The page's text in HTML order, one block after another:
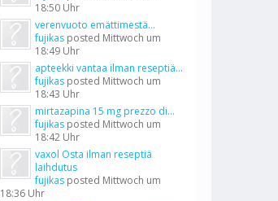
18:50 Uhr
verenvuoto emättimestä...
fujikas posted Mittwoch um
18:49 Uhr
apteekki vantaa ilman reseptiä...
fujikas posted Mittwoch um
18:43 Uhr
mirtazapina 15 mg prezzo di...
fujikas posted Mittwoch um
18:42 Uhr
vaxol Osta ilman reseptiä
laihdutus
fujikas posted Mittwoch um
18:36 Uhr